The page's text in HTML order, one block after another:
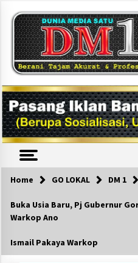
content
Home GO LOKAL DM 1
Buka Usia Baru, Pj Gubernur
Warkop Ano
Ismail Pakaya Warkop